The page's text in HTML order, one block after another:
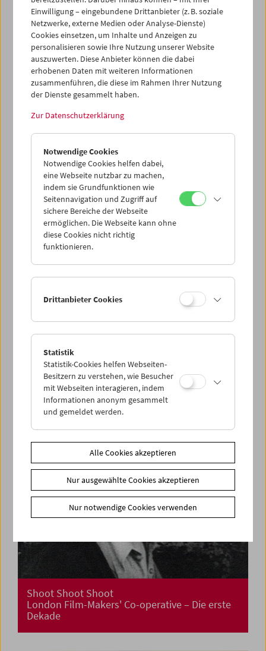
Michail Kalik
Treibgut: Elfriede Irrall "ums freiwerden hätte
es ja gehen sollen"
Shoot Shoot Shoot
London Film-Makers' Co-operative – Die erste
Dekade
Einwilligung – eingebundene Drittanbieter (z. B. soziale
Netzwerke, externe Medien oder Analyse-Dienste)
Cookies einsetzen, um Inhalte und Anzeigen zu
personalisieren sowie Ihre Nutzung unserer Website
auszuwerten. Diese Anbieter können die dabei
erhobenen Daten mit weiteren Informationen
zusammenführen, die diese im Rahmen Ihrer Nutzung
der Dienste gesammelt haben.
Zur Datenschutzerklärung
Notwendige Cookies
Notwendige Cookies helfen dabei,
eine Webseite nutzbar zu machen,
indem sie Grundfunktionen wie
Seitennavigation und Zugriff auf
sichere Bereiche der Webseite
ermöglichen. Die Webseite kann ohne
diese Cookies nicht richtig
funktionieren.
Drittanbieter Cookies
Statistik
Statistik-Cookies helfen Webseiten-
Besitzern zu verstehen, wie Besucher
mit Webseiten interagieren, indem
Informationen anonym gesammelt
und gemeldet werden.
Alle Cookies akzeptieren
Nur ausgewählte Cookies akzeptieren
Nur notwendige Cookies verwenden